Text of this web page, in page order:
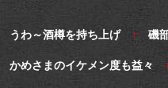
うわ～酒樽を持ち上げ ↑ 磯
かめさまのイケメン度も益々